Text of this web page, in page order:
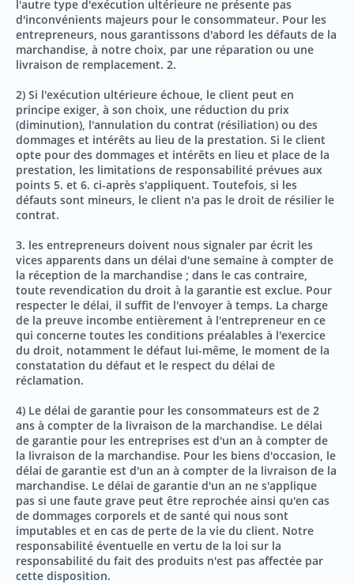
l'autre type d'exécution ultérieure ne présente pas
d'inconvénients majeurs pour le consommateur. Pour les
entrepreneurs, nous garantissons d'abord les défauts de la
marchandise, à notre choix, par une réparation ou une
livraison de remplacement. 2.
2) Si l'exécution ultérieure échoue, le client peut en
principe exiger, à son choix, une réduction du prix
(diminution), l'annulation du contrat (résiliation) ou des
dommages et intérêts au lieu de la prestation. Si le client
opte pour des dommages et intérêts en lieu et place de la
prestation, les limitations de responsabilité prévues aux
points 5. et 6. ci-après s'appliquent. Toutefois, si les
défauts sont mineurs, le client n'a pas le droit de résilier le
contrat.
3. les entrepreneurs doivent nous signaler par écrit les
vices apparents dans un délai d'une semaine à compter de
la réception de la marchandise ; dans le cas contraire,
toute revendication du droit à la garantie est exclue. Pour
respecter le délai, il suffit de l'envoyer à temps. La charge
de la preuve incombe entièrement à l'entrepreneur en ce
qui concerne toutes les conditions préalables à l'exercice
du droit, notamment le défaut lui-même, le moment de la
constatation du défaut et le respect du délai de
réclamation.
4) Le délai de garantie pour les consommateurs est de 2
ans à compter de la livraison de la marchandise. Le délai
de garantie pour les entreprises est d'un an à compter de
la livraison de la marchandise. Pour les biens d'occasion, le
délai de garantie est d'un an à compter de la livraison de la
marchandise. Le délai de garantie d'un an ne s'applique
pas si une faute grave peut être reprochée ainsi qu'en cas
de dommages corporels et de santé qui nous sont
imputables et en cas de perte de la vie du client. Notre
responsabilité éventuelle en vertu de la loi sur la
responsabilité du fait des produits n'est pas affectée par
cette disposition.